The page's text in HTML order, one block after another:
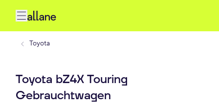
Toyota
Toyota bZ4X Touring
Gebrauchtwagen